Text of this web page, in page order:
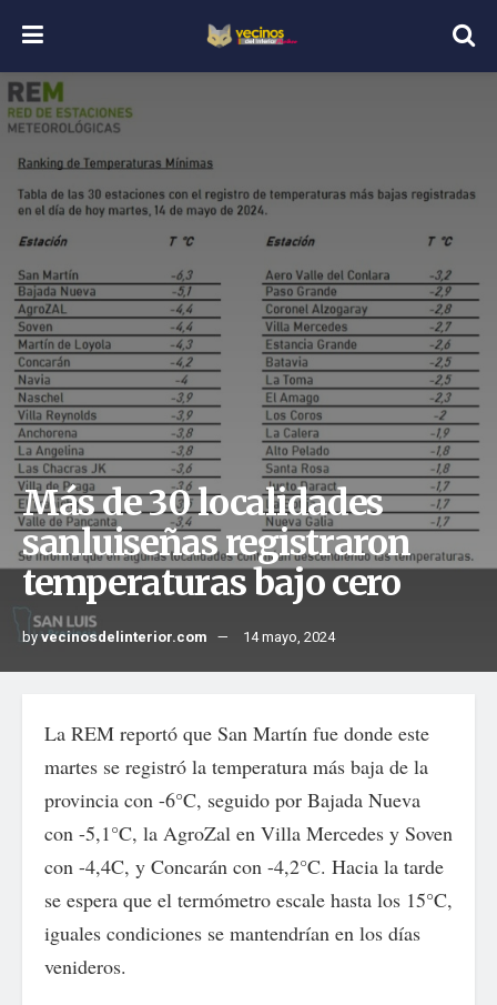
Más de 30 localidades
sanluiseñas registraron
temperaturas bajo cero
byvecinosdelinterior.com 14 mayo, 2024
La REM reportó que San Martín fue donde este
martes se registró la temperatura más baja de la
provincia con -6°C, seguido por Bajada Nueva
con -5,1°C, la AgroZal en Villa Mercedes y Soven
con -4,4C, y Concarán con -4,2°C. Hacia la tarde
se espera que el termómetro escale hasta los 15°C,
iguales condiciones se mantendrían en los días
venideros.